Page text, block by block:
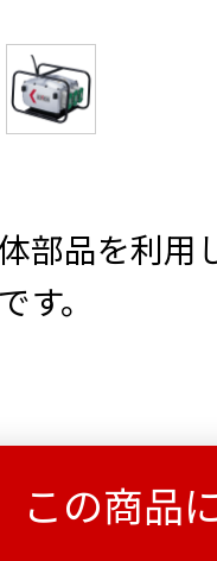
部品を利用
す。
この商品